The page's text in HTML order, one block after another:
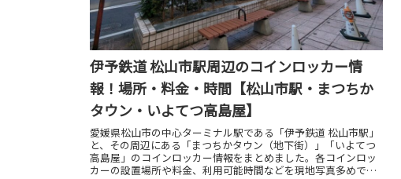
伊予鉄道 松山市駅周辺のコインロッカー情
報！場所・料金・時間【松山市駅・まつちか
タウン・いよてつ高島屋】
愛媛県松山市の中心ターミナル駅である「伊予鉄道 松山市駅」
と、その周辺にある「まつちかタウン（地下街）」「いよてつ
高島屋」のコインロッカー情報をまとめました。各コインロッ
カーの設置場所や料金、利用可能時間などを現地写真多めで解